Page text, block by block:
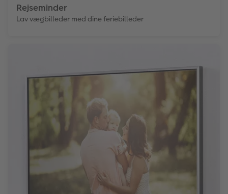
Rejseminder
Lav vægbilleder med dine feriebilleder